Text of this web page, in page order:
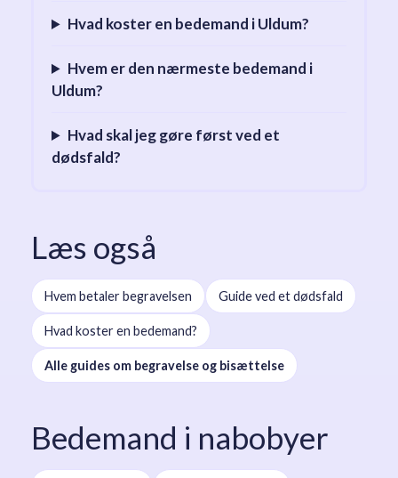
Hvad koster en bedemand i Uldum?
Hvem er den nærmeste bedemand i
Uldum?
Hvad skal jeg gøre først ved et
dødsfald?
Læs også
Hvem betaler begravelsen Guide ved et dødsfald
Hvad koster en bedemand?
Alle guides om begravelse og bisættelse
Bedemand i nabobyer